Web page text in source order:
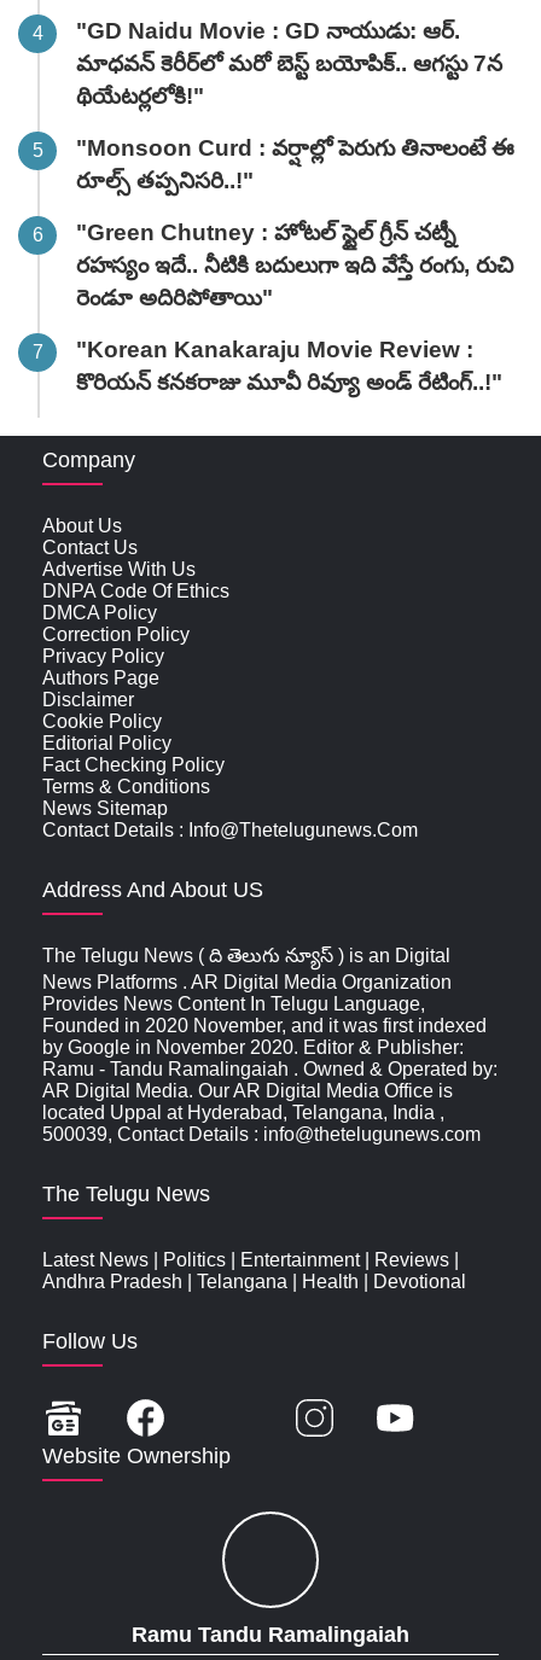
"GD Naidu Movie : GD నాయుడు: ఆర్.
మాధవన్‌ కెరీర్‌లో మరో బెస్ట్ బయోపిక్.. ఆగస్టు 7న
థియేటర్లలోకి!"
"Monsoon Curd : వర్షాల్లో పెరుగు తినాలంటే ఈ
రూల్స్ తప్పనిసరి..!"
"Green Chutney : హోటల్ స్టైల్ గ్రీన్ చట్నీ
రహస్యం ఇదే.. నీటికి బదులుగా ఇది వేస్తే రంగు, రుచి
రెండూ అదిరిపోతాయి"
"Korean Kanakaraju Movie Review :
కొరియన్ కనకరాజు మూవీ రివ్యూ అండ్ రేటింగ్‌..!"
Company
About Us
Contact Us
Advertise With Us
DNPA Code Of Ethics
DMCA Policy
Correction Policy
Privacy Policy
Authors Page
Disclaimer
Cookie Policy
Editorial Policy
Fact Checking Policy
Terms & Conditions
News Sitemap
Contact Details : Info@thetelugunews.com
Address And About US
The Telugu News ( ది తెలుగు న్యూస్‌ ) is an Digital
News Platforms . AR Digital Media Organization
Provides News Content In Telugu Language,
Founded in 2020 November, and it was first indexed
by Google in November 2020. Editor & Publisher:
Ramu - Tandu Ramalingaiah . Owned & Operated by:
AR Digital Media. Our AR Digital Media Office is
located Uppal at Hyderabad, Telangana, India ,
500039, Contact Details : info@thetelugunews.com
The Telugu News
Latest News Politics Entertainment| Reviews
Andhra Pradesh
Telangana Health Devotional
Follow Us
Website Ownership
Ramu Tandu Ramalingaiah